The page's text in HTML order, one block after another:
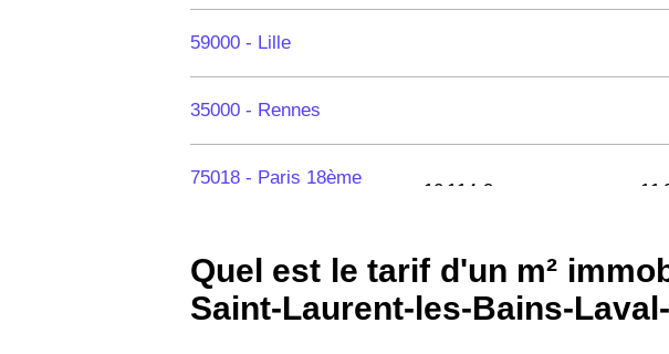
59000 - Lille
35000 - Rennes
75018 - Paris 18ème
10 114 € 11
75020 -
Paris 20ème
arrondissement
9 623 € 11
Quel est le tarif d'un m²
Saint-Laurent-les-Bains-